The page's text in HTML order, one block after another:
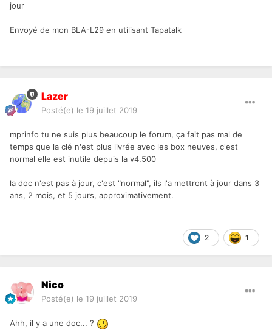
jour
Envoyé de mon BLA-L29 en utilisant Tapatalk
Lazer
Posté(e) le 19 juillet 2019
mprinfo tu ne suis plus beaucoup le forum, ça fait pas mal de
temps que la clé n'est plus livrée avec les box neuves, c'est
normal elle est inutile depuis la v4.500
la doc n'est pas à jour, c'est "normal", ils l'a mettront à jour dans 3
ans, 2 mois, et 5 jours, approximativement.
2 1
Nico
Posté(e) le 19 juillet 2019
Ahh, il y a une doc... ?